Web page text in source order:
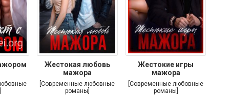
Жестокая любовь
мажора
[Современные любовные
романы]
Жестокие игры
мажора
[Современные любовные
романы]